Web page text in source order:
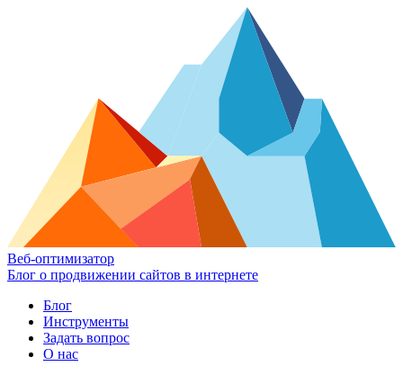
Веб-оптимизатор
Блог о продвижении сайтов в интернете
Блог
Инструменты
Задать вопрос
О нас